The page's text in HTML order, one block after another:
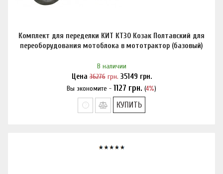
Комплект для переделки КИТ КТ30 Козак Полтавский для
переоборудования мотоблока в мототрактор (базовый)
В наличии
Цена36276грн. 35149 грн.
Вы экономите - 1127 грн. (4%)
Нашли дешевле?
КУПИТЬ